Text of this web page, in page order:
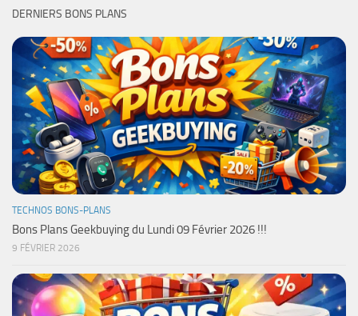
DERNIERS BONS PLANS
TECHNOS BONS-PLANS
Bons Plans Geekbuying du Lundi 09 Février 2026 !!!
9 FÉVRIER 2026